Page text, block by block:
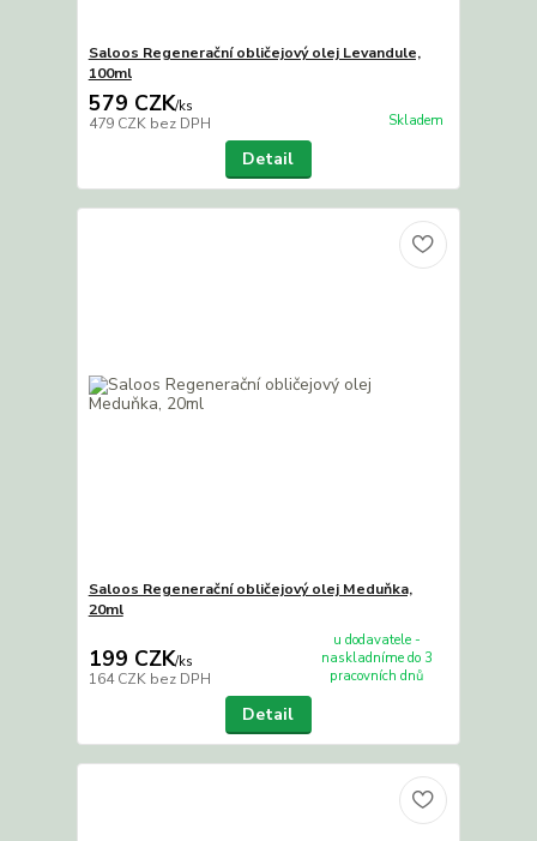
Saloos Regenerační obličejový olej Levandule,
100ml
579 CZK/ks
479 CZK bez DPH Skladem
Detail
Saloos Regenerační obličejový olej Meduňka,
20ml
199 CZK/ks
164 CZK bez DPH
u dodavatele -
naskladníme do 3
pracovních dnů
Detail